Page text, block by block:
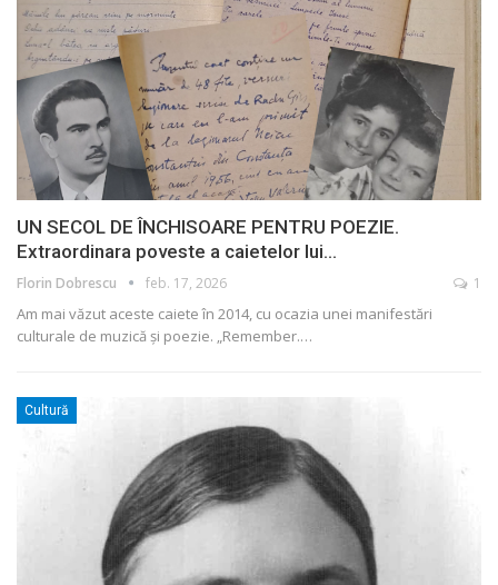
UN SECOL DE ÎNCHISOARE PENTRU POEZIE.
Extraordinara poveste a caietelor lui…
Florin Dobrescu feb. 17, 2026 1
Am mai văzut aceste caiete în 2014, cu ocazia unei manifestări
culturale de muzică și poezie. „Remember.…
Cultură